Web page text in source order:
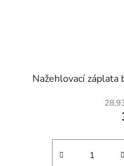
Nažehlovací